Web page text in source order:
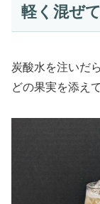
軽く混ぜ
炭酸水を注いだ
どの果実を添え